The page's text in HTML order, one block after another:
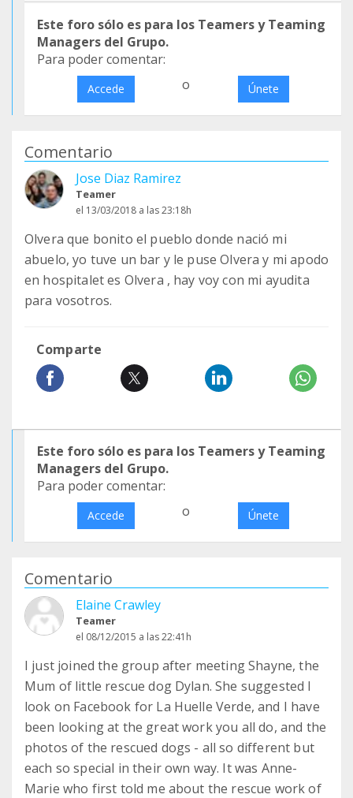
Este foro sólo es para los Teamers y Teaming
Managers del Grupo.
Para poder comentar:
Accede o Únete
Comentario
Jose Diaz Ramirez
Teamer
el 13/03/2018 a las 23:18h
Olvera que bonito el pueblo donde nació mi
abuelo, yo tuve un bar y le puse Olvera y mi apodo
en hospitalet es Olvera , hay voy con mi ayudita
para vosotros.
Comparte
Este foro sólo es para los Teamers y Teaming
Managers del Grupo.
Para poder comentar:
Accede o Únete
Comentario
Elaine Crawley
Teamer
el 08/12/2015 a las 22:41h
I just joined the group after meeting Shayne, the
Mum of little rescue dog Dylan. She suggested I
look on Facebook for La Huelle Verde, and I have
been looking at the great work you all do, and the
photos of the rescued dogs - all so different but
each so special in their own way. It was Anne-
Marie who first told me about the rescue work of